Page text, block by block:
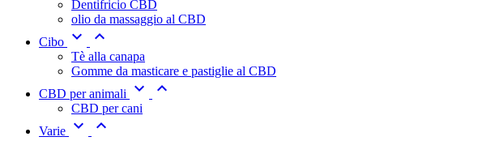
Dentifricio CBD
olio da massaggio al CBD
Cibo  
Tè alla canapa
Gomme da masticare e pastiglie al CBD
CBD per animali
 
CBD per cani
Varie  